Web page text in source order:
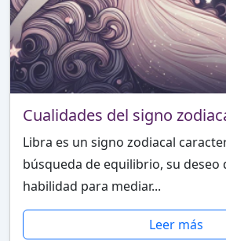
Cualidades del signo
Libra es un signo zodiacal
búsqueda de equilibrio, su deseo
habilidad para mediar...
Leer más